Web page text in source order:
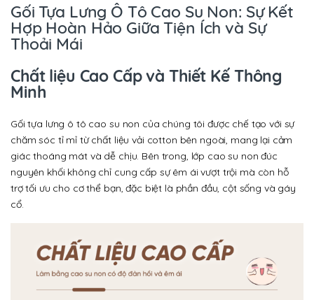
Gối Tựa Lưng Ô Tô Cao Su Non: Sự Kết
Hợp Hoàn Hảo Giữa Tiện Ích và Sự
Thoải Mái
Chất liệu Cao Cấp và Thiết Kế Thông
Minh
Gối tựa lưng ô tô cao su non của chúng tôi được chế tạo với sự
chăm sóc tỉ mỉ từ chất liệu vải cotton bên ngoài, mang lại cảm
giác thoáng mát và dễ chịu. Bên trong, lớp cao su non đúc
nguyên khối không chỉ cung cấp sự êm ái vượt trội mà còn hỗ
trợ tối ưu cho cơ thể bạn, đặc biệt là phần đầu, cột sống và gáy
cổ.